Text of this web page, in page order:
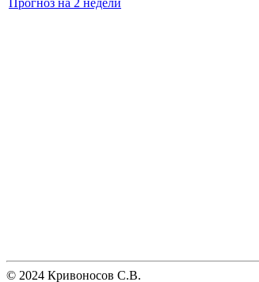
Прогноз на 2 недели
© 2024 Кривоносов С.В.